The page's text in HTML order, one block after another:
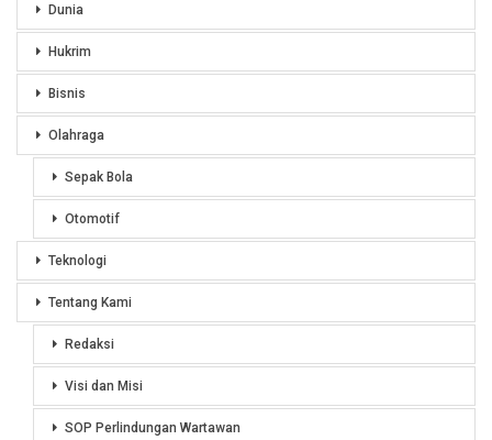
Dunia
Hukrim
Bisnis
Olahraga
Sepak Bola
Otomotif
Teknologi
Tentang Kami
Redaksi
Visi dan Misi
SOP Perlindungan Wartawan